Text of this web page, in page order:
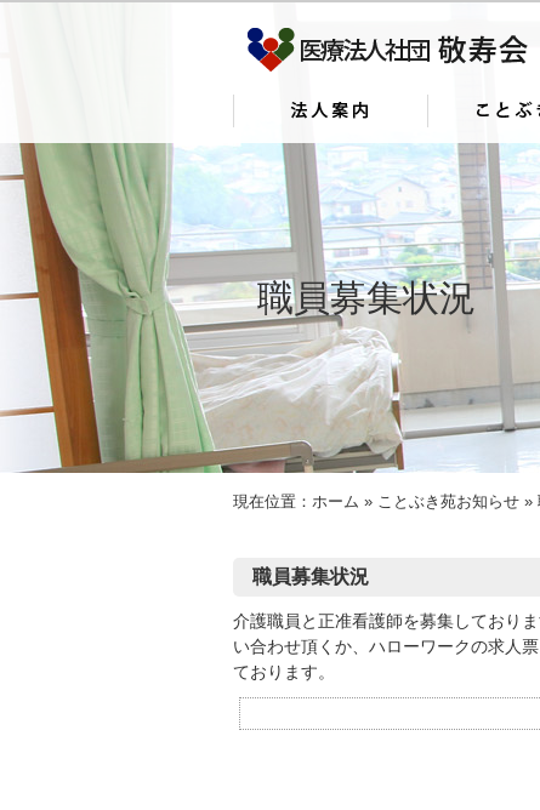
職員募集状況
現在位置： ホーム » ことぶき苑お知らせ »
職員募集状況
介護職員と正准看護師を募集しており
い合わせ頂くか、ハローワークの求人
ております。